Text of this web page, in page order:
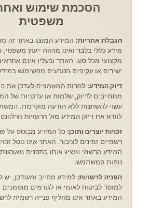
הסכמת שימוש
משפטית
הגבלת אחריות: המידע המוצג באתר זה
מידע כללי בלבד ואינו מהווה ייעוץ משפטי,
מקצועי מכל סוג. האתר ובעליו אינם
ישירים או עקיפים הנובעים מהשימוש
דיוק המידע: למרות המאמצים לעדכן את
מתחייבים לדיוק, שלמות או עדכניות של
עשוי להשתנות ללא הודעה מוקדמת.
לוודא את דיוק המידע מול הרשויות
זכויות יוצרים ותוכן: כל המידע מבוסס על
רשמיים זמינים לציבור. האתר אינו נוטל
המידע הרשמי ומציג אותו בתבנית
נוחות המשתמש.
הפניה לרשויות: למידע מחייב ומעודכן, יש
למוסד לביטוח לאומי או לגורמים
המידע באתר אינו מחליף פנייה רשמית